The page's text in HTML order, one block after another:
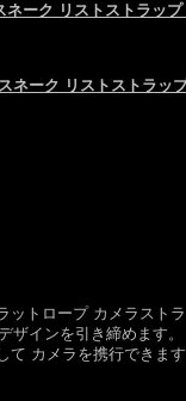
ネーク リストストラッ
スネーク リストストラッ
トロープ カメラストラ
インを引き締めます。
カメラを携行できます